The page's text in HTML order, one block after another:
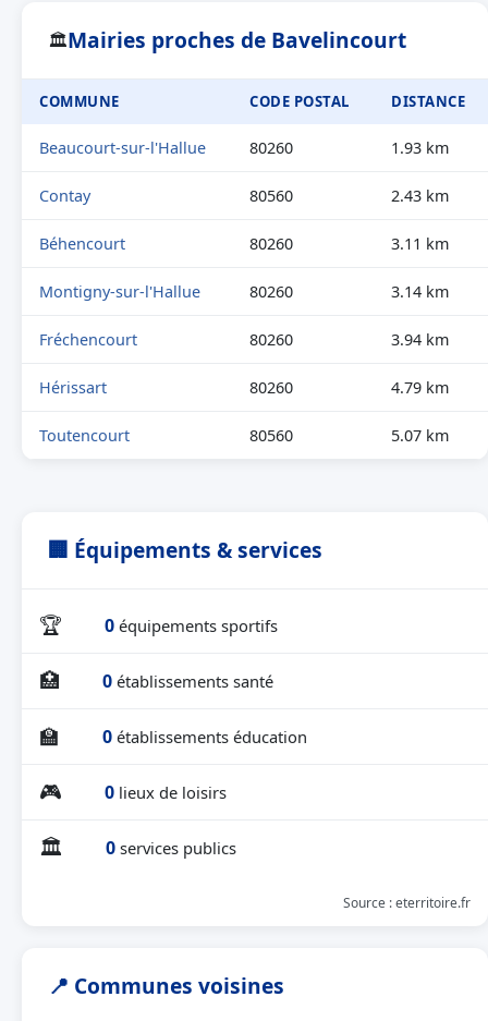
🏛Mairies proches de Bavelincourt
COMMUNE CODE POSTAL DISTANCE
Beaucourt-sur-l'Hallue 80260 1.93 km
Contay 80560 2.43 km
Béhencourt 80260 3.11 km
Montigny-sur-l'Hallue 80260 3.14 km
Fréchencourt 80260 3.94 km
Hérissart 80260 4.79 km
Toutencourt 80560 5.07 km
🏢 Équipements & services
🏆 0 équipements sportifs
🏥 0 établissements santé
🏫 0 établissements éducation
🎮 0 lieux de loisirs
🏛 0 services publics
Source : eterritoire.fr
📍 Communes voisines